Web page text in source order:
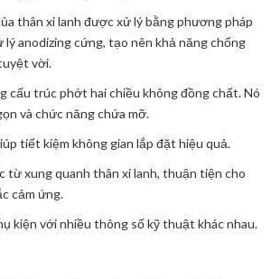
thân xi lanh được xử lý bằng phương pháp
lý anodizing cứng, tạo nên khả năng chống
vời.
cấu trúc phớt hai chiều không đồng chất. Nó
và chức năng chứa mỡ.
tiết kiệm không gian lắp đặt hiệu quả.
từ xung quanh thân xi lanh, thuận tiện cho
cảm ứng.
kiện với nhiều thông số kỹ thuật khác nhau.